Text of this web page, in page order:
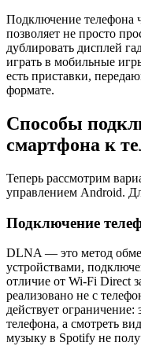
Подключение телефона
позволяет не просто
дублировать дисплей
играть в мобильные
есть приставки,
формате.
Способы
смартфона к
Теперь рассмотрим
управлением Android.
Подключение
DLNA — это метод
устройствами,
отличие от Wi-Fi Direct
реализовано не с
действует
телефона, а смотреть
музыку в Spotify не